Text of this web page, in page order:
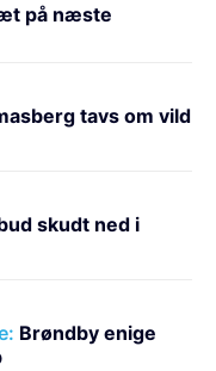
på næste
tavs om vild
skudt ned i
Brøndby enige